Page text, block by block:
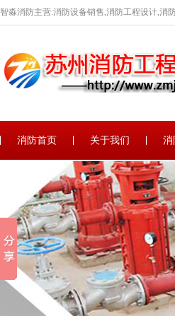
智淼消防主营:消防设备销售,消防工程设计,消
消防首页 关于我们 消